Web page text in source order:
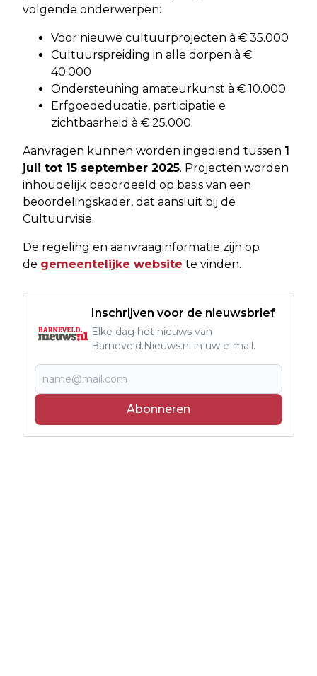
volgende onderwerpen:
Voor nieuwe cultuurprojecten à € 35.000
Cultuurspreiding in alle dorpen à €
40.000
Ondersteuning amateurkunst à € 10.000
Erfgoededucatie, participatie e
zichtbaarheid à € 25.000
Aanvragen kunnen worden ingediend tussen 1
juli tot 15 september 2025. Projecten worden
inhoudelijk beoordeeld op basis van een
beoordelingskader, dat aansluit bij de
Cultuurvisie.
De regeling en aanvraaginformatie zijn op
de gemeentelijke website te vinden.
Inschrijven voor de nieuwsbrief
Elke dag het nieuws van
Barneveld.Nieuws.nl in uw e-mail.
Abonneren